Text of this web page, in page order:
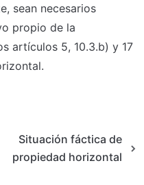
sean necesarios
propio de la
artículos 5, 10.3.b) y 17
Situación fáctica de
propiedad horizontal